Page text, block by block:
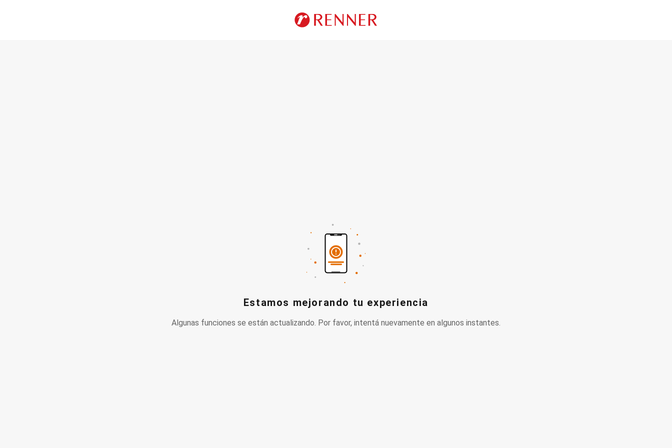
Estamos mejorando tu experiencia
Algunas funciones se están actualizando. Por favor, intentá nuevamente en algunos instantes.